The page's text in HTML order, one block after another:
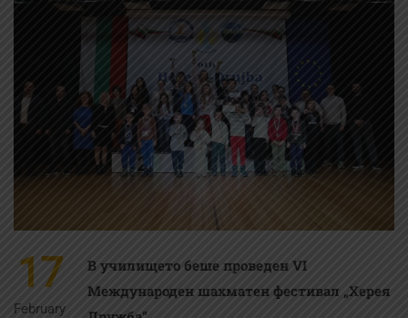
17
February
В училището беше проведен VI
Международен шахматен фестивал „Херея